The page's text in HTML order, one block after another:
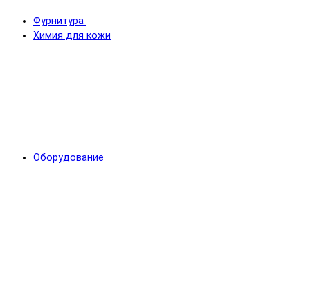
Фурнитура
Химия для кожи
Оборудование